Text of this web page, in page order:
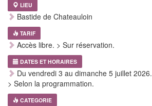
LIEU
Bastide de Chateauloin
TARIF
Accès libre. > Sur réservation.
DATES ET HORAIRES
Du vendredi 3 au dimanche 5 juillet 2026.
> Selon la programmation.
CATEGORIE